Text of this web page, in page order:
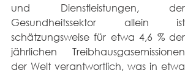
und Dienstleistungen, der
Gesundheitssektor allein ist
schätzungsweise für etwa 4,6 % der
jährlichen Treibhausgasemissionen
der Welt verantwortlich, was in etwa